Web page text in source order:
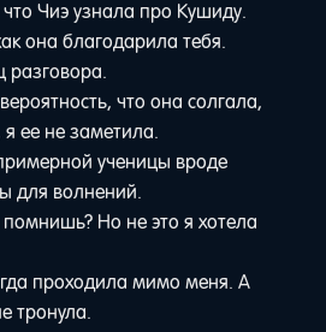
Чиэ узнала про Кушиду.
она благодарила тебя.
разговора.
что она солгала,
ее не заметила.
ученицы вроде
для волнений.
Но не это я хотела
проходила мимо меня. А
тронула.